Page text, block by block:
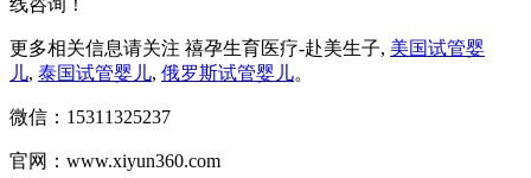
线咨询！
更多相关信息请关注 禧孕生育医疗-赴美生子, 美国试管婴
儿, 泰国试管婴儿, 俄罗斯试管婴儿。
微信：15311325237
官网：www.xiyun360.com